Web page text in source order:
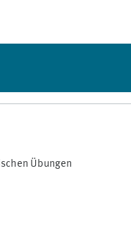
Übungen